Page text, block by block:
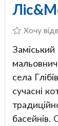
Хочу
села
сучасні
басейнів.